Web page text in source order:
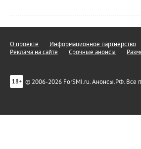
О проекте Информационное партнерство
Реклама на сайте
Срочные анонсы
18+ © 2006-2026 ForSMI.ru. Анонсы.РФ. Все